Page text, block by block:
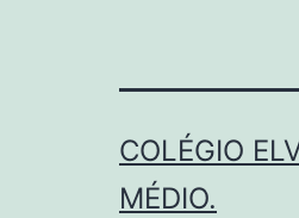
COLÉGIO
MÉDIO.